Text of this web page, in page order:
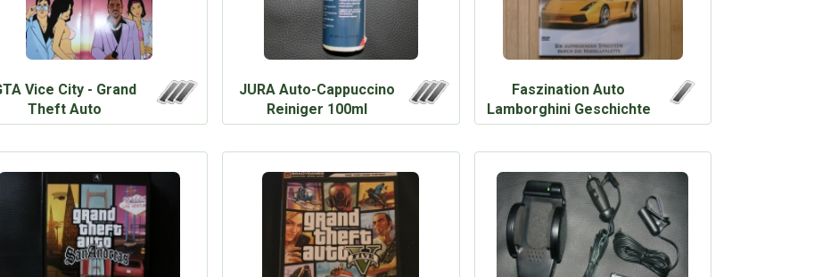
Vice City - Grand
Theft Auto
JURA Auto-Cappuccino
Reiniger 100ml
Faszination Auto
Lamborghini Geschichte